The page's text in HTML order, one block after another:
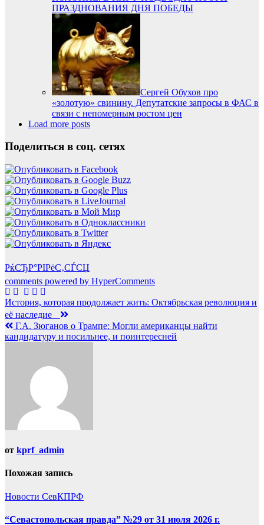
ПРАЗДНОВАНИЯ ДНЯ ПОБЕДЫ
Сергей Обухов про
«золотую» свинину. Депутатские запросы в ФАС в
связи с непомерным ростом цен
Load more posts
Поделиться в соц. сетях
РќСЂР°РІРёС‚СЃСЏ
comments powered by HyperComments
Навигация
по
записям
История, которая продолжает жить: Октябрьская революция и
её наследие
Г.А. Зюганов о Трампе: Могли американцы найти
кандидатуру и посильнее, и поинтересней
от kprf_admin
Похожая запись
Новости СевКПРФ
“Севастопольская правда” №29 от 31 июля 2026 г.